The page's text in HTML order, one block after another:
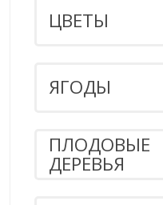
ЦВЕТЫ
ЯГОДЫ
ПЛОДОВЫЕ
ДЕРЕВЬЯ